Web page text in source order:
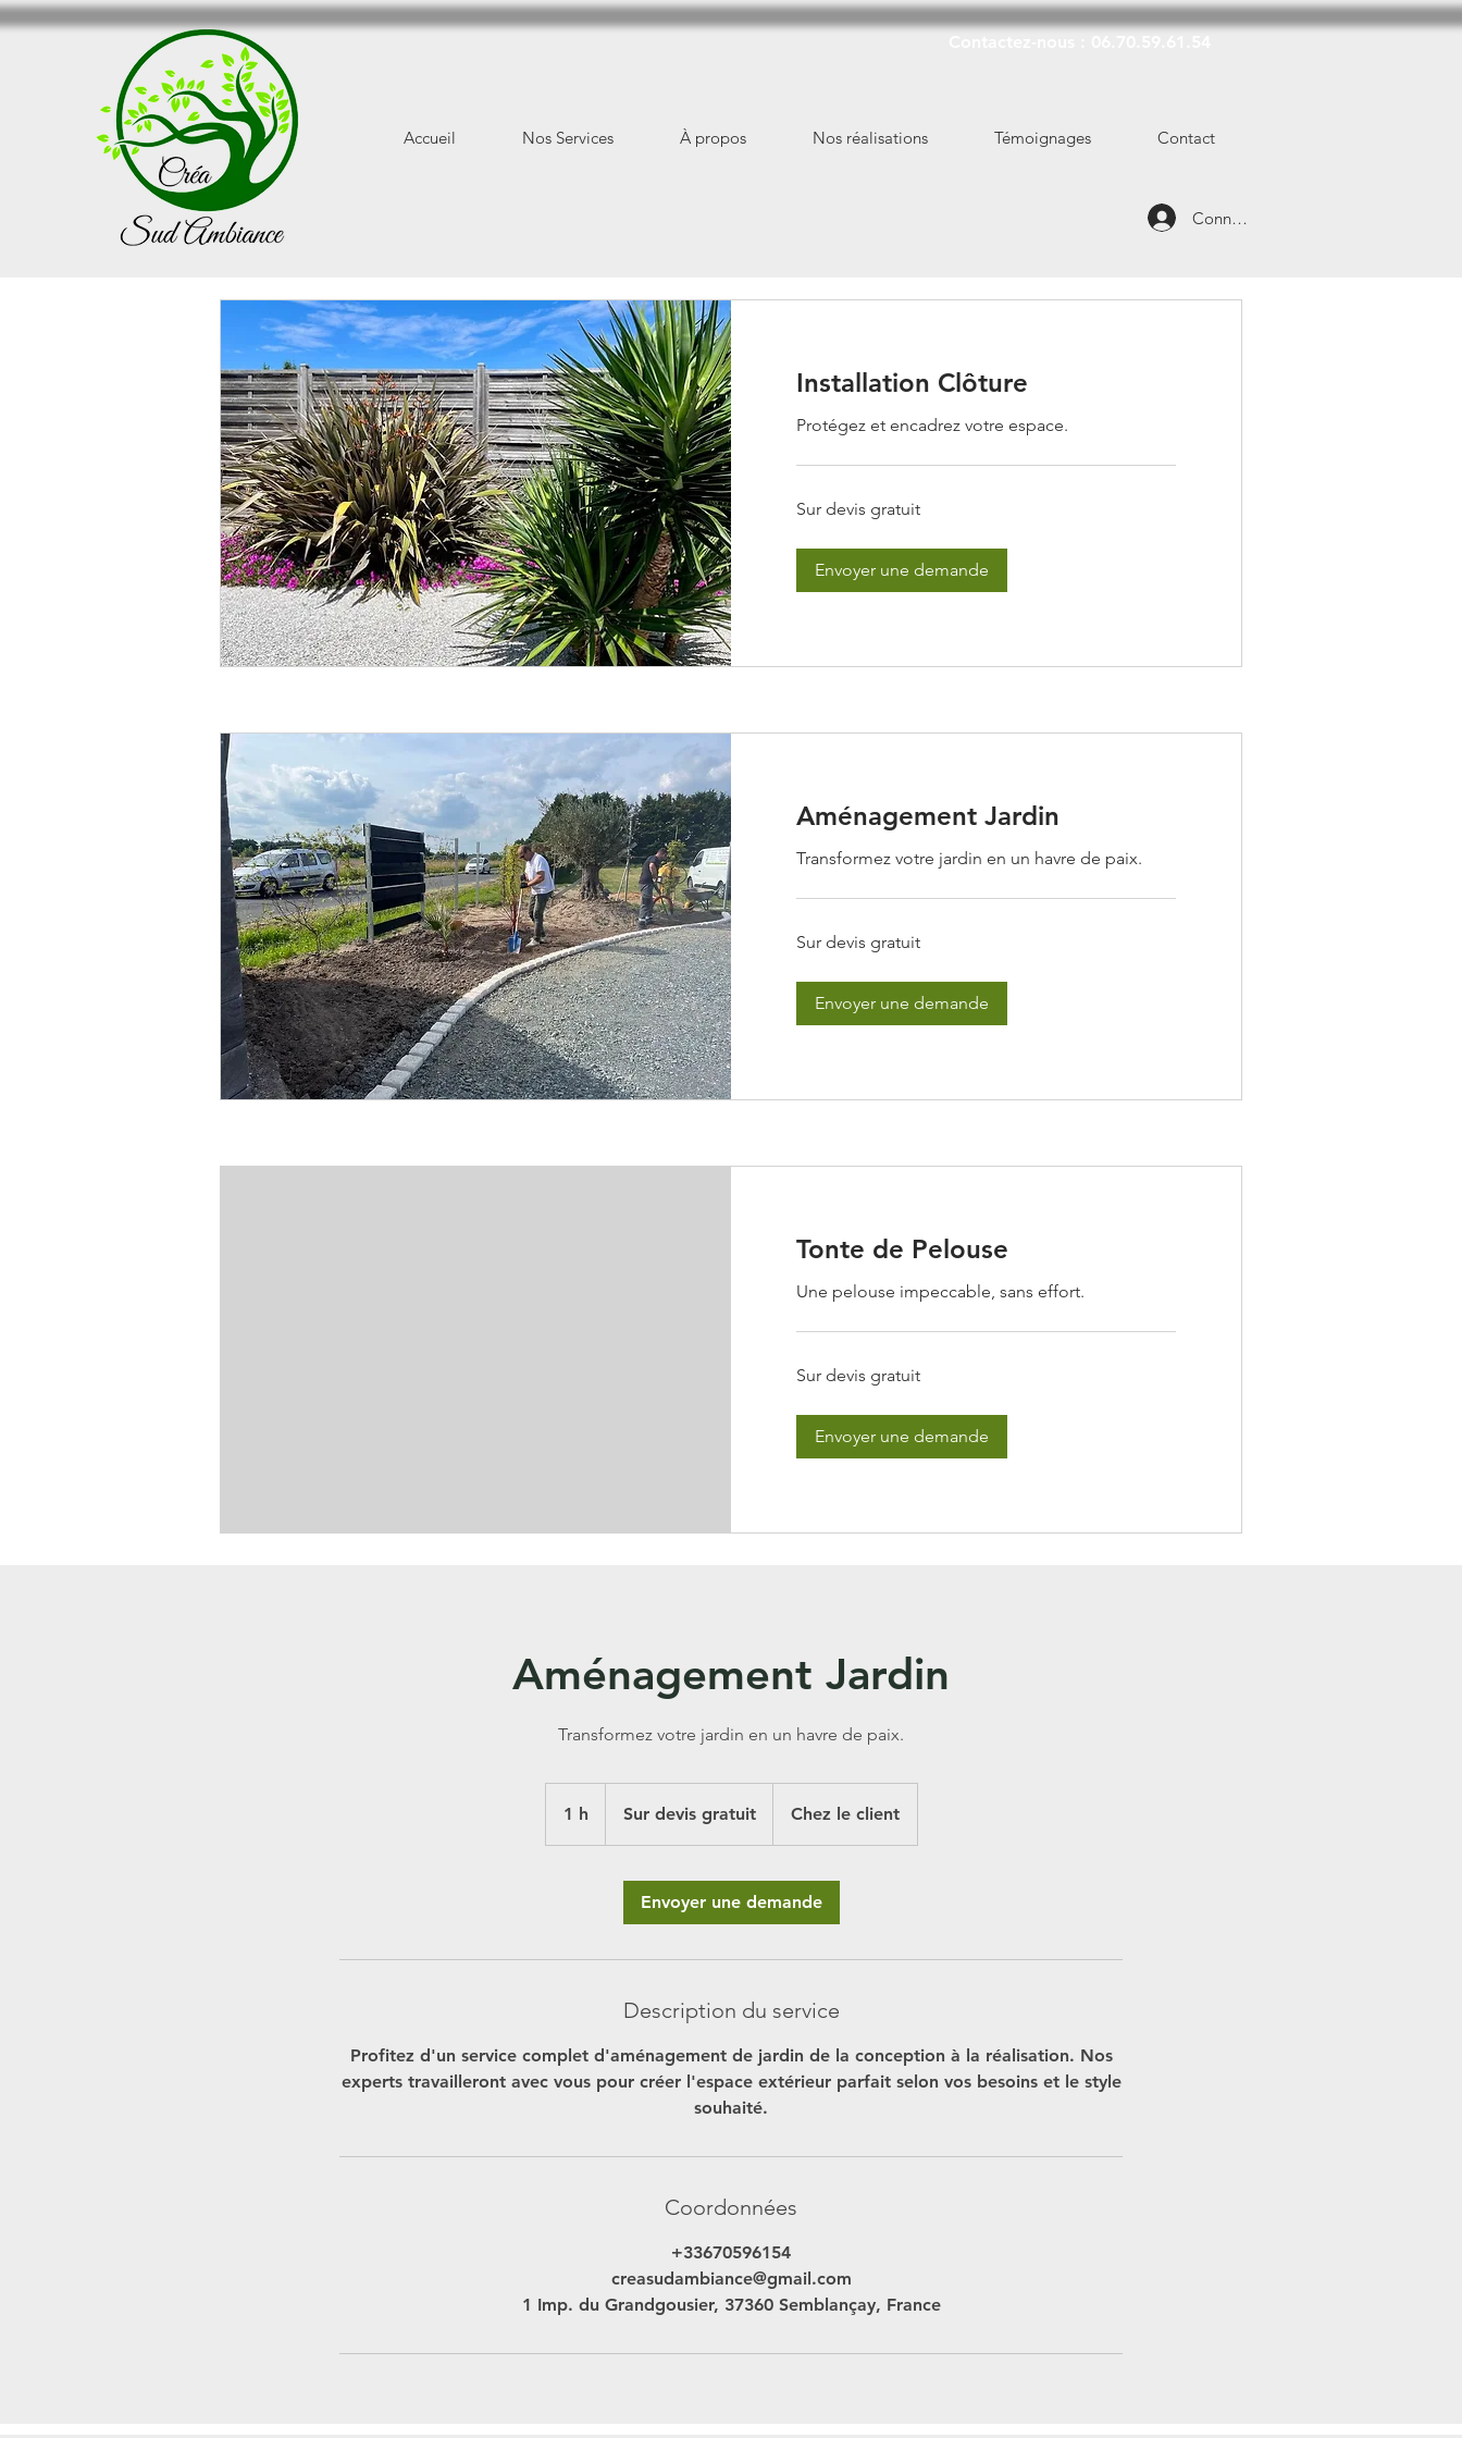
Accueil Nos Services À propos Nos réalisations Témoignages Contact
Connexion
Installation Clôture
Protégez et encadrez votre espace.
devis
Sur devis gratuit
Envoyer une demande
Aménagement Jardin
Transformez votre jardin en un havre de paix.
devis
Sur devis gratuit
Envoyer une demande
Tonte de Pelouse
Une pelouse impeccable, sans effort.
devis
Sur devis gratuit
Envoyer une demande
Aménagement Jardin
Transformez votre jardin en un havre de paix.
1 h
gratuitSur devis gratuit Chez le client
Envoyer une demande
Description du service
Profitez d'un service complet d'aménagement de jardin de la conception à la réalisation. Nos
experts travailleront avec vous pour créer l'espace extérieur parfait selon vos besoins et le style
souhaité.
Coordonnées
+33670596154
creasudambiance@gmail.com
1 Imp. du Grandgousier, 37360 Semblançay, France